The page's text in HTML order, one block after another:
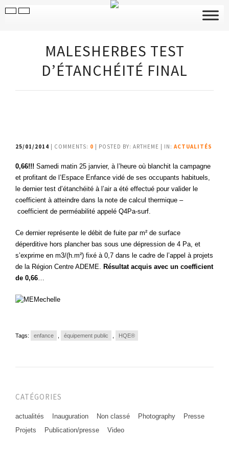
MALESHERBES TEST
D’ÉTANCHÉITÉ FINAL
25/01/2014 | COMMENTS: 0 | POSTED BY: ARTHEME | IN: ACTUALITÉS
0,66!!! Samedi matin 25 janvier, à l’heure où blanchit la campagne
et profitant de l’Espace Enfance vidé de ses occupants habituels,
le dernier test d’étanchéité à l’air a été effectué pour valider le
coefficient à atteindre dans la note de calcul thermique –
coefficient de perméabilité appelé Q4Pa-surf.
Ce dernier représente le débit de fuite par m² de surface
déperditive hors plancher bas sous une dépression de 4 Pa, et
s’exprime en m3/(h.m²) fixé à 0,7 dans le cadre de l’appel à projets
de la Région Centre ADEME. Résultat acquis avec un coefficient
de 0,66…
Tags: enfance équipement public HQE®
CATÉGORIES
actualités Inauguration Non classé Photography
Presse
Projets
Publication/presse Video